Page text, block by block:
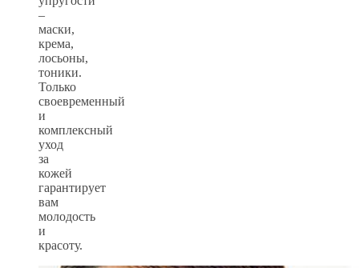
–
маски,
крема,
лосьоны,
тоники.
Только
своевременный
и
комплексный
уход
за
кожей
гарантирует
вам
молодость
и
красоту.